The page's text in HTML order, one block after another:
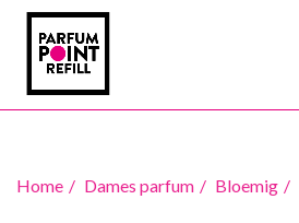
Home Dames parfum Bloemig